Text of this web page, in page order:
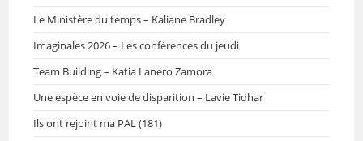
Le Ministère du temps – Kaliane Bradley
Imaginales 2026 – Les conférences du jeudi
Team Building – Katia Lanero Zamora
Une espèce en voie de disparition – Lavie Tidhar
Ils ont rejoint ma PAL (181)